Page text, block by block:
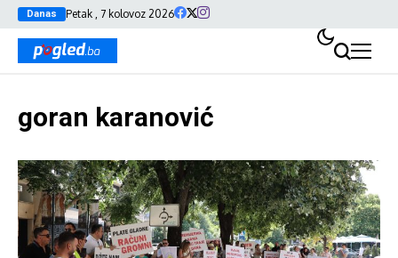
Danas Petak , 7 kolovoz 2026
goran karanović